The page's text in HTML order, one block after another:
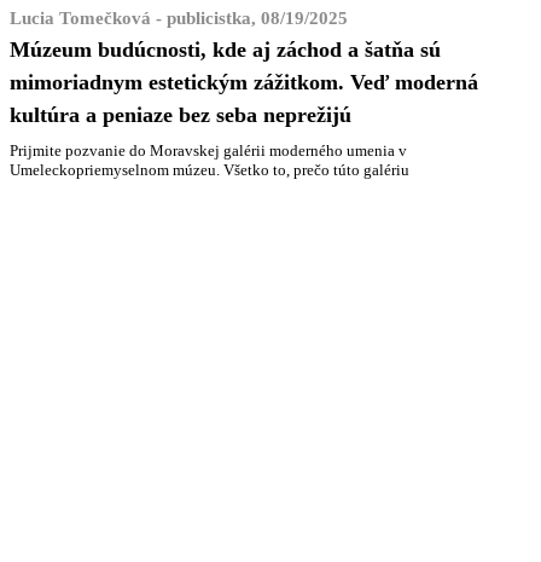
Lucia Tomečková - publicistka, 08/19/2025
Múzeum budúcnosti, kde aj záchod a šatňa sú
mimoriadnym estetickým zážitkom. Veď moderná
kultúra a peniaze bez seba neprežijú
Prijmite pozvanie do Moravskej galérii moderného umenia v
Umeleckopriemyselnom múzeu. Všetko to, prečo túto galériu